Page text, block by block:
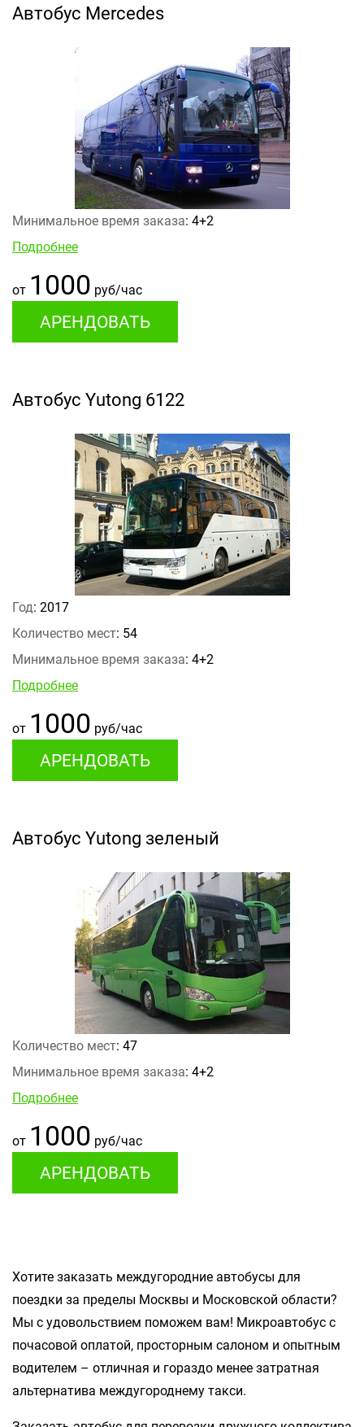
Автобус Mercedes
Минимальное время заказа: 4+2
Подробнее
от 1000 руб/час
АРЕНДОВАТЬ
Автобус Yutong 6122
Год: 2017
Количество мест: 54
Минимальное время заказа: 4+2
Подробнее
от 1000 руб/час
АРЕНДОВАТЬ
Автобус Yutong зеленый
Количество мест: 47
Минимальное время заказа: 4+2
Подробнее
от 1000 руб/час
АРЕНДОВАТЬ
Хотите заказать междугородние автобусы для
поездки за пределы Москвы и Московской области?
Мы с удовольствием поможем вам! Микроавтобус с
почасовой оплатой, просторным салоном и опытным
водителем – отличная и гораздо менее затратная
альтернатива междугороднему такси.